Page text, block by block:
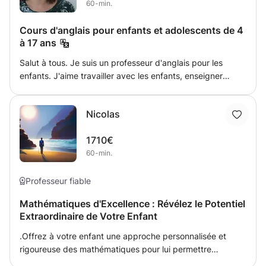
60-min.
Cours d'anglais pour enfants et adolescents de 4
à 17 ans
Salut à tous. Je suis un professeur d'anglais pour les
enfants. J'aime travailler avec les enfants, enseigner
nourrice pendant cinq ans à Londres, au Royaume-Uni.
Là-bas, j'ai étudié l'anglais pendant 5 ans et obtenu le
certificat d'anglais avancé de l'université de Cambridge.
J'ai aussi fait un cours de formation d'enseignant. J'ai
Portugal. J'ai aussi travaillé pendant quelques années
difficultés d'apprentissage.
Nicolas
1710€
60-min.
Professeur fiable
Mathématiques d'Excellence : Révélez le Potentiel
Extraordinaire de Votre Enfant
.Offrez à votre enfant une approche personnalisée et
rigoureuse des mathématiques pour lui permettre